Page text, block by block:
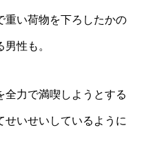
重い荷物を下ろしたかの
性も。
全力で満喫しようとする
せいせいしているように